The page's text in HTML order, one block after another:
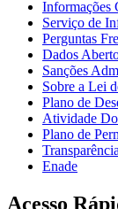
Informações
Serviço de
Perguntas
Dados
Sanções
Sobre a Lei
Plano de
Atividade
Plano de
Enade
Acesso